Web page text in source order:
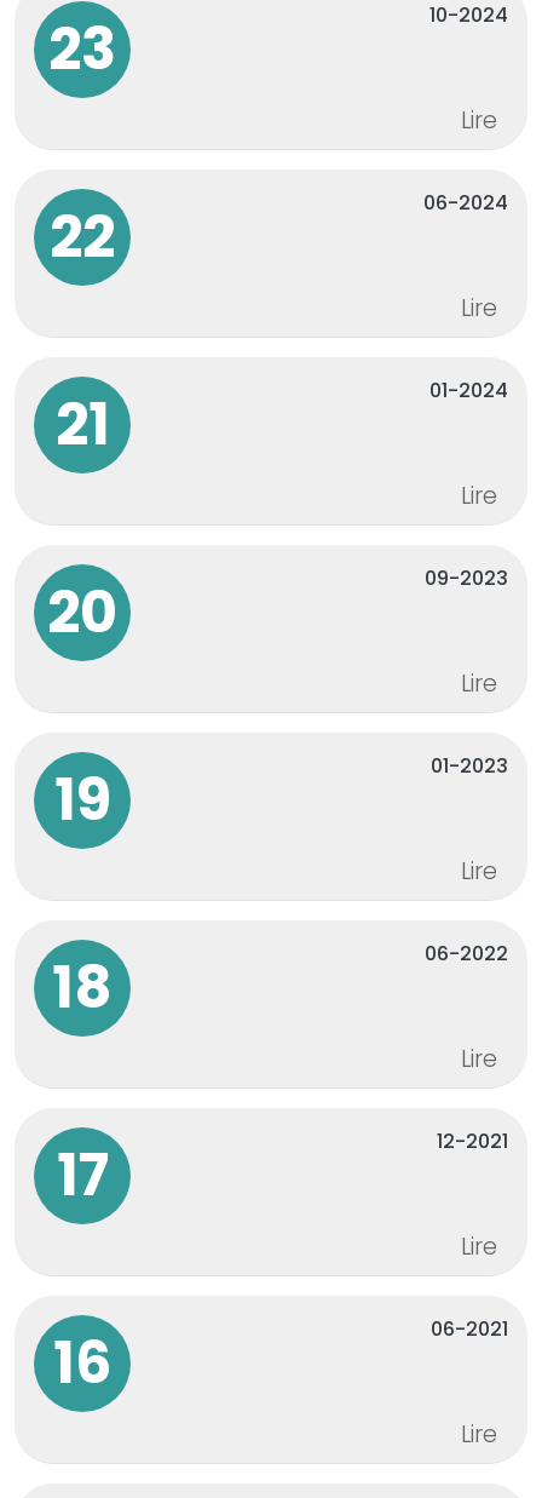
23 10-2024
Lire
22 06-2024
Lire
21 01-2024
Lire
20 09-2023
Lire
19 01-2023
Lire
18 06-2022
Lire
17 12-2021
Lire
16 06-2021
Lire